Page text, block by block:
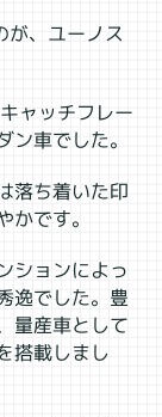
、ユーノス
ャッチフレー
車でした。
落ち着いた印
です。
ションによっ
逸でした。豊
量産車として
搭載しまし